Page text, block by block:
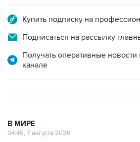
Купить подписку на
Подписаться на рассылку
Получать оперативные
канале
В МИРЕ
04:45, 7 августа 2026